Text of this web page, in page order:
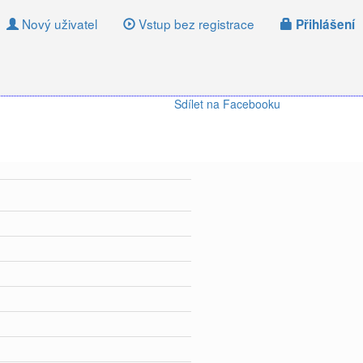
Nový uživatel Vstup bez registrace Přihlášení
Sdílet na Facebooku